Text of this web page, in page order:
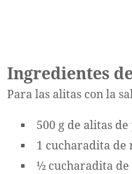
Ingredientes
Para las alitas con la
500 g de alitas
1 cucharadita de
½ cucharadita de